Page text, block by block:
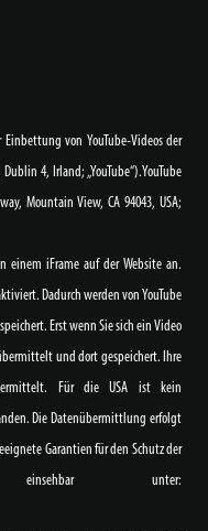
von YouTube-Videos der
4, Irland; „YouTube“).YouTube
Mountain View, CA 94043, USA;
einem iFrame auf der Website an.
Dadurch werden von YouTube
Erst wenn Sie sich ein Video
und dort gespeichert. Ihre
Für die USA ist kein
Die Datenübermittlung erfolgt
Garantien für den Schutz der
einsehbar unter: